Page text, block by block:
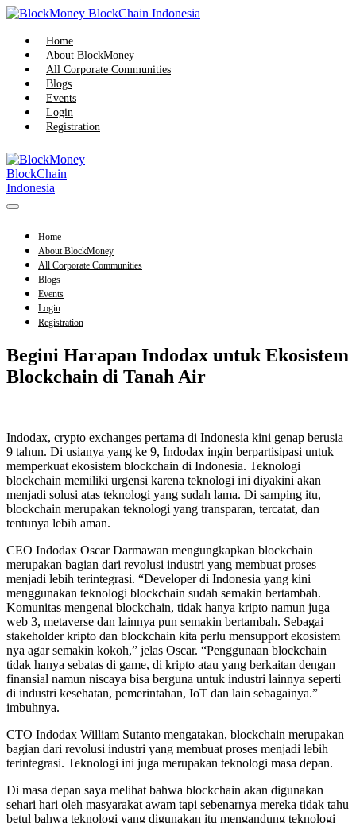
Skip
content
Home
About BlockMoney
All Corporate Communities
Blogs
Events
Login
Registration
Menu
Home
About BlockMoney
All Corporate Communities
Blogs
Events
Login
Registration
Begini Harapan Indodax untuk Ekosistem
Blockchain di Tanah Air
Indodax, crypto exchanges pertama di Indonesia kini genap berusia
9 tahun. Di usianya yang ke 9, Indodax ingin berpartisipasi untuk
memperkuat ekosistem blockchain di Indonesia. Teknologi
blockchain memiliki urgensi karena teknologi ini diyakini akan
menjadi solusi atas teknologi yang sudah lama. Di samping itu,
blockchain merupakan teknologi yang transparan, tercatat, dan
tentunya lebih aman.
CEO Indodax Oscar Darmawan mengungkapkan blockchain
merupakan bagian dari revolusi industri yang membuat proses
menjadi lebih terintegrasi. “Developer di Indonesia yang kini
menggunakan teknologi blockchain sudah semakin bertambah.
Komunitas mengenai blockchain, tidak hanya kripto namun juga
web 3, metaverse dan lainnya pun semakin bertambah. Sebagai
stakeholder kripto dan blockchain kita perlu mensupport ekosistem
nya agar semakin kokoh,” jelas Oscar. “Penggunaan blockchain
tidak hanya sebatas di game, di kripto atau yang berkaitan dengan
finansial namun niscaya bisa berguna untuk industri lainnya seperti
di industri kesehatan, pemerintahan, IoT dan lain sebagainya.”
imbuhnya.
CTO Indodax William Sutanto mengatakan, blockchain merupakan
bagian dari revolusi industri yang membuat proses menjadi lebih
terintegrasi. Teknologi ini juga merupakan teknologi masa depan.
Di masa depan saya melihat bahwa blockchain akan digunakan
sehari hari oleh masyarakat awam tapi sebenarnya mereka tidak tahu
betul bahwa teknologi yang digunakan itu mengandung teknologi